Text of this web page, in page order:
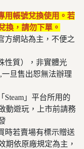
用帳號兌換使用。若
換，請勿下單。
方網站為主，不便之
性質），非實體光
旦售出恕無法辦理
」平台所用的
動遊玩，上市前請務
時若賣場有標示贈送
期依原廠規定為主，